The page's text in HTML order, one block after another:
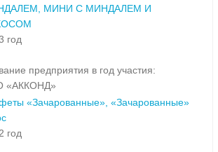
МИНИ С МИНДАЛЕМ И
год
предприятия в год участия:
«АККОНД»
«Зачарованные», «Зачарованные»
год